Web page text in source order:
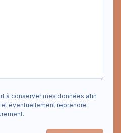
à conserver mes données afin
éventuellement reprendre